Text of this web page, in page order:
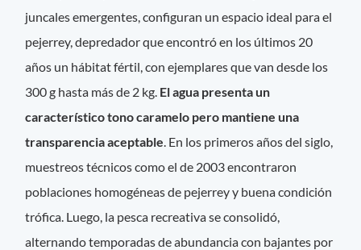
juncales emergentes, configuran un espacio ideal para el
pejerrey, depredador que encontró en los últimos 20
años un hábitat fértil, con ejemplares que van desde los
300 g hasta más de 2 kg. El agua presenta un
característico tono caramelo pero mantiene una
transparencia aceptable . En los primeros años del siglo,
muestreos técnicos como el de 2003 encontraron
poblaciones homogéneas de pejerrey y buena condición
trófica. Luego, la pesca recreativa se consolidó,
alternando temporadas de abundancia con bajantes por